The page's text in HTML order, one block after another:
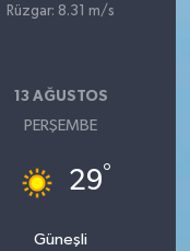
Rüzgar: 8.31 m/s
13 AĞUSTOS
PERŞEMBE
29°
Güneşli